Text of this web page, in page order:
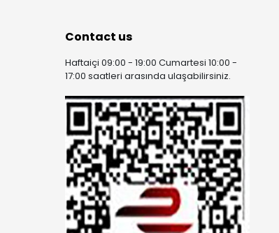
Contact us
Haftaiçi 09:00 - 19:00 Cumartesi 10:00 -
17:00 saatleri arasında ulaşabilirsiniz.